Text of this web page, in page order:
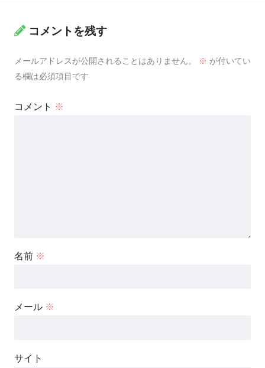
コメントを残す
メールアドレスが公開されることはありません。 ※ が付いてい
る欄は必須項目です
コメント ※
名前 ※
メール ※
サイト